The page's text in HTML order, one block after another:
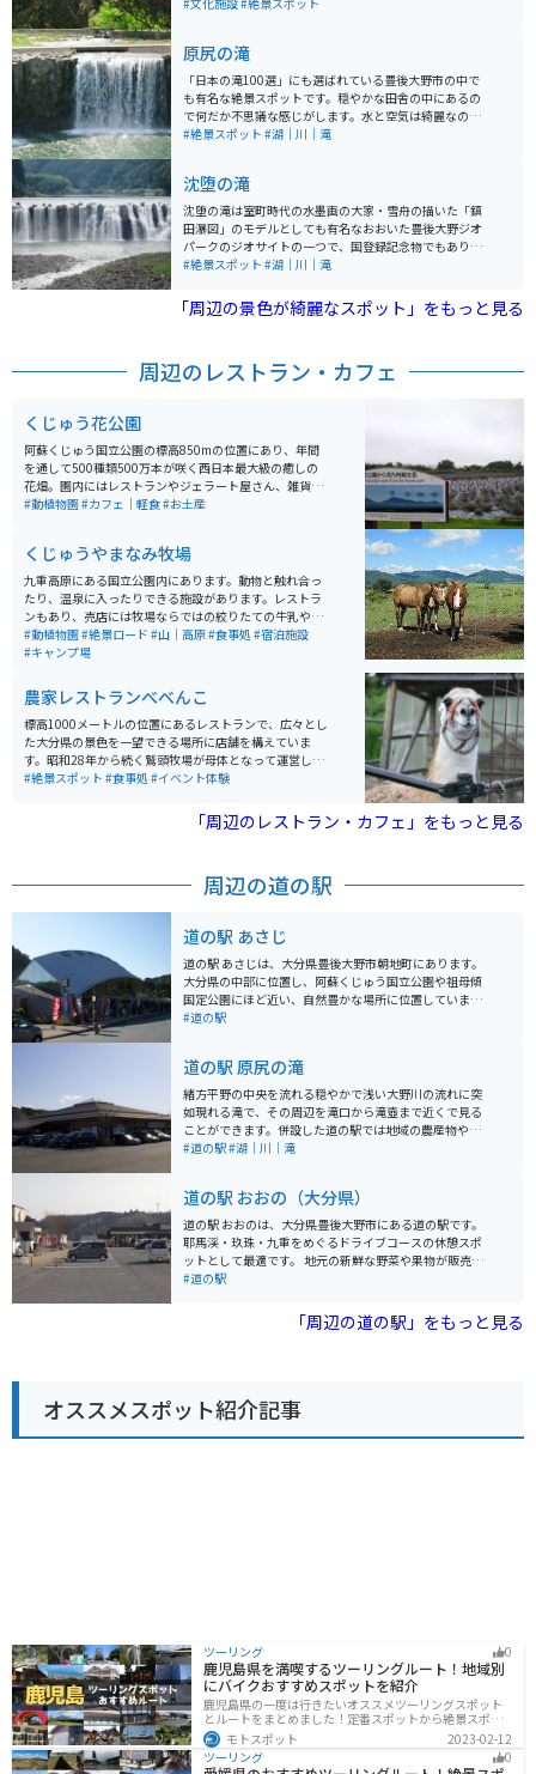
原尻の滝
「日本の滝100選」にも選ばれている豊後大野市の中で
も有名な絶景スポットです。穏やかな田舎の中にあるの
で何だか不思議な感じがします。水と空気は綺麗なの
で、心身共々癒されます。道の駅もあるので休憩やラン
#絶景スポット #湖｜川｜滝
沈堕の滝
沈堕の滝は室町時代の水墨画の大家・雪舟の描いた「鎮
田瀑図」のモデルとしても有名なおおいた豊後大野ジオ
パークのジオサイトの一つで、国登録記念物でもありま
す。 大野川の本流にかかる雄滝と、支流の平井川にかか
ます。その姿はまるで滝が2段重ねになっているような、
とても不思議な情景を表出し、撮影スポットとしても大
す。
#絶景スポット #湖｜川｜滝
「周辺の景色が綺麗なスポット」をもっと見る
周辺のレストラン・カフェ
くじゅう花公園
阿蘇くじゅう国立公園の標高850mの位置にあり、年間
を通して500種類500万本が咲く西日本最大級の癒しの
花畑。園内にはレストランやジェラート屋さん、雑貨屋
さん、体験工房などショップも充実しています。
#動植物園#カフェ｜軽食#お土産
くじゅうやまなみ牧場
九重高原にある国立公園内にあります。動物と触れ合っ
たり、温泉に入ったりできる施設があります。レストラ
ンもあり、売店には牧場ならではの絞りたての牛乳や乳
製品が多数販売されてます。季節によって期間限定の体
験が出来たりとアクティビティも充実してます。
#動植物園#絶景ロード #山｜高原#食事処 #宿泊施設
#キャンプ場
農家レストランべべんこ
標高1000メートルの位置にあるレストランで、広々とし
た大分県の景色を一望できる場所に店舗を構えていま
す。昭和28年から続く鷲頭牧場が母体となって運営して
おり、店舗では鷲頭牧場で大切に育てられた豊後牛を使
ーとしては、焼肉丼、コロッケ、肉うどんなどがありま
すが、特にオススメはステーキです。このステーキは、
レストランなので、自家産の豊後牛を比較的低価格で楽
うとの願いから名づけられました。 レストランは、ただ
食事を楽しむ場所でなく、体験を思い出に残すことがで
きる特別な空間とされています。開放的なテラスでの食
事を楽しむことができ、動物たちと触れあることもでき
るため、訪れた人々には非常にリラックスした時間を過
ごしてもらえるよう心がけられています。レストランか
らはくじゅう連山を見渡すことができ、その美しい眺め
も、訪れる客にとっての一つのご馳走となっています。
#絶景スポット #食事処 #イベント体験
「周辺のレストラン・カフェ」をもっと見る
周辺の道の駅
道の駅 あさじ
道の駅 あさじは、大分県豊後大野市朝地町にあります。
大分県の中部に位置し、阿蘇くじゅう国立公園や祖母傾
国定公園にほど近い、自然豊かな場所に位置していま
す。 地元の新鮮な農産物が人気で、特に原木しいたけは
も多いです。 レストランでは、地元の食材をふんだんに
使った料理を楽しむことができます。名物は、原木しい
たけを贅沢に使った「しいたけ丼」です。肉厚でジュー
シーなしいたけの旨みが口いっぱいに広がります。 バイ
クツーリングで訪れる場合、道の駅 あさじは休憩場所と
ットも点在しているので、拠点としてもおすすめです。
#道の駅
道の駅 原尻の滝
緒方平野の中央を流れる穏やかで浅い大野川の流れに突
如現れる滝で、その周辺を滝口から滝壺まで近くで見る
ことができます。併設した道の駅では地域の農産物やお
土産品の購入ができ、5月には地域の特産品であるチュー
#道の駅#湖｜川｜滝
道の駅 おおの（大分県）
道の駅 おおのは、大分県豊後大野市にある道の駅です。
耶馬渓・玖珠・九重をめぐるドライブコースの休憩スポ
ットとして最適です。 地元の新鮮な野菜や果物が販売さ
れている直売所や、豊後大野市の特産品を販売するショ
使った料理を楽しむことができます。おおの黒豚や原木
しいたけなど、豊後大野市ならではの味が堪能できま
雄大な自然が広がっており、耶馬渓や九重連山など、景
勝地へのアクセスも良好です。 【おすすめポイント】 *
地元の新鮮な野菜や果物を購入できる * 豊後大野市の特
#道の駅
「周辺の道の駅」をもっと見る
オススメスポット紹介記事
ツーリング 0
鹿児島県を満喫するツーリングルート！地域別
にバイクおすすめスポットを紹介
鹿児島県の一度は行きたいオススメツーリングスポット
とルートをまとめました！定番スポットから絶景スポッ
ト、温泉、山、海、グルメなど様々なジャンルで楽しめ
ます。バイクで鹿児島ツーリングに行こうと思っている
人は、参考にしてください。
モトスポット
2023-02-12
ツーリング
0